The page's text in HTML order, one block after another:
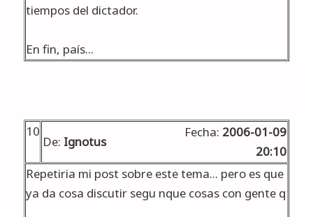
tiempos del dictador.
En fin, país...
10
De: Ignotus
Fecha: 2006-01-09
20:10
Repetiria mi post sobre este tema... pero es que
ya da cosa discutir segu nque cosas con gente q